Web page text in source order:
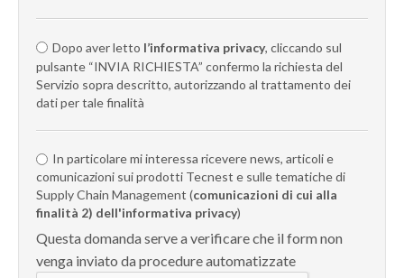
Dopo aver letto l’informativa privacy, cliccando sul
pulsante “INVIA RICHIESTA” confermo la richiesta del
Servizio sopra descritto, autorizzando al trattamento dei
dati per tale finalità
In particolare mi interessa ricevere news, articoli e
comunicazioni sui prodotti Tecnest e sulle tematiche di
Supply Chain Management (comunicazioni di cui alla
finalità 2) dell'informativa privacy)
Questa domanda serve a verificare che il form non
venga inviato da procedure automatizzate